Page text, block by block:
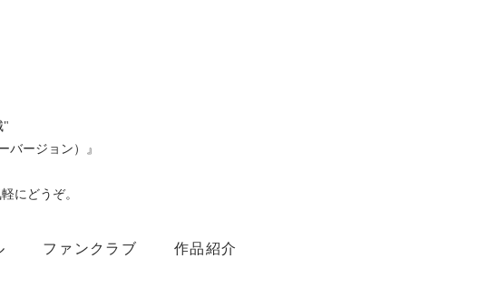
"
バージョン）』
にどうぞ。
ファンクラブ 作品紹介